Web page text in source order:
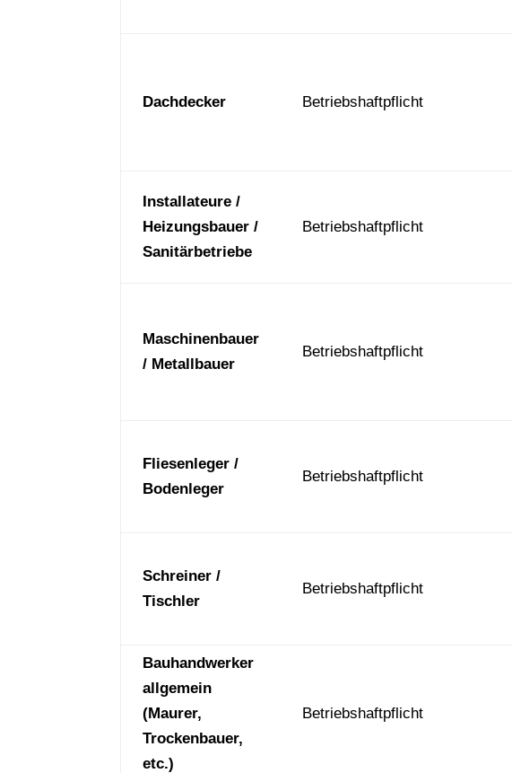
Dachdecker Betriebshaftpflicht
Installateure /
Heizungsbauer /
Sanitärbetriebe
Betriebshaftpflicht
Maschinenbauer
/ Metallbauer
Betriebshaftpflicht
Fliesenleger /
Bodenleger
Betriebshaftpflicht
Schreiner /
Tischler
Betriebshaftpflicht
Bauhandwerker
allgemein
(Maurer,
Trockenbauer,
etc.)
Betriebshaftpflicht